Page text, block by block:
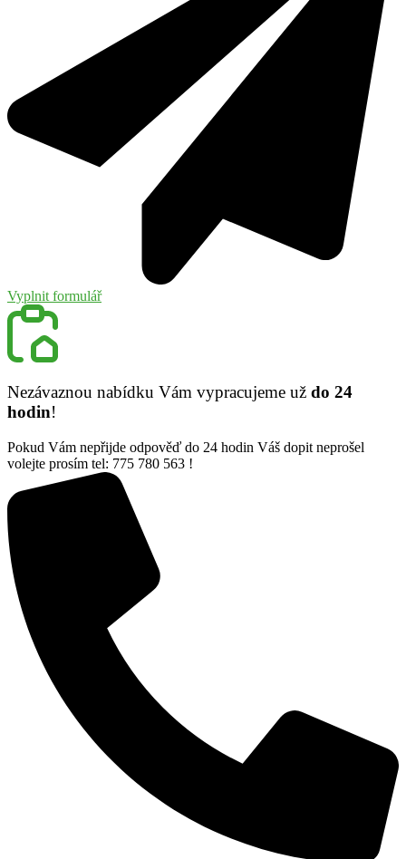
Vyplnit formulář
Nezávaznou nabídku Vám vypracujeme už do 24
hodin!
Pokud Vám nepřijde odpověď do 24 hodin Váš dopit neprošel
volejte prosím tel: 775 780 563 !